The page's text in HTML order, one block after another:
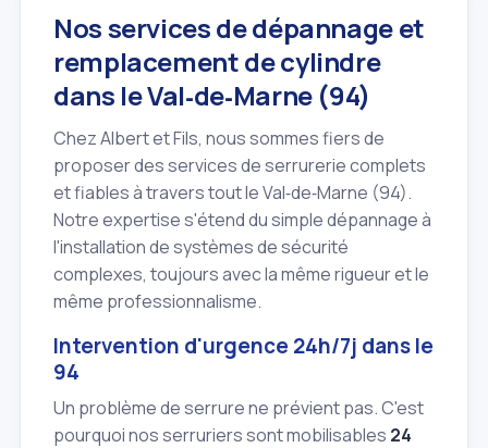
Nos services de dépannage et
remplacement de cylindre
dans le Val‑de‑Marne (94)
Chez Albert et Fils, nous sommes fiers de
proposer des services de serrurerie complets
et fiables à travers tout le Val‑de‑Marne (94).
Notre expertise s'étend du simple dépannage à
l'installation de systèmes de sécurité
complexes, toujours avec la même rigueur et le
même professionnalisme.
Intervention d'urgence 24h/7j dans le
94
Un problème de serrure ne prévient pas. C'est
pourquoi nos serruriers sont mobilisables 24